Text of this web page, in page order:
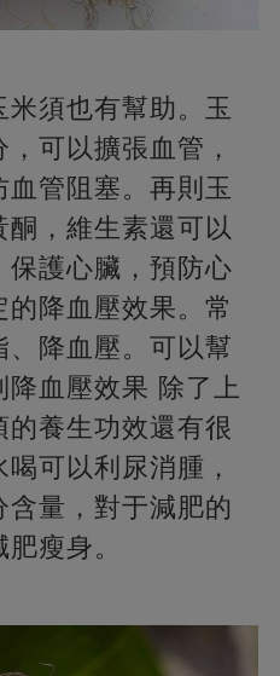
須也有幫助。玉
可以擴張血管，
管阻塞。再則玉
，維生素還可以
保護心臟，預防心
降血壓效果。常
降血壓。可以幫
血壓效果 除了上
養生功效還有很
可以利尿消腫，
量，對于減肥的
瘦身。